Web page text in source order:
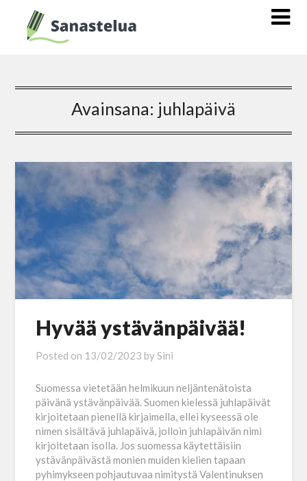
Avainsana: juhlapäivä
Hyvää ystävänpäivää!
Posted on 13/02/2023 bySini
Suomessa vietetään helmikuun neljäntenätoista
päivänä ystävänpäivää. Suomen kielessä juhlapäivät
kirjoitetaan pienellä kirjaimella, ellei kyseessä ole
nimen sisältävä juhlapäivä, jolloin juhlapäivän nimi
kirjoitetaan isolla. Jos suomessa käytettäisiin
ystävänpäivästä monien muiden kielien tapaan
pyhimykseen pohjautuvaa nimitystä Valentinuksen